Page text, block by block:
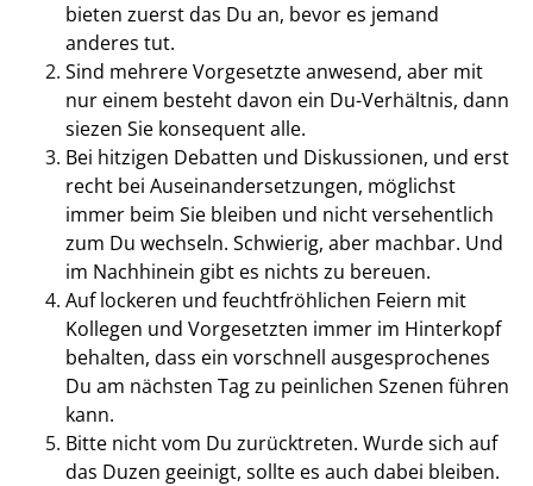
bieten zuerst das Du an, bevor es jemand
anderes tut.
Sind mehrere Vorgesetzte anwesend, aber mit
nur einem besteht davon ein Du-Verhältnis, dann
siezen Sie konsequent alle.
Bei hitzigen Debatten und Diskussionen, und erst
recht bei Auseinandersetzungen, möglichst
immer beim Sie bleiben und nicht versehentlich
zum Du wechseln. Schwierig, aber machbar. Und
im Nachhinein gibt es nichts zu bereuen.
Auf lockeren und feuchtfröhlichen Feiern mit
Kollegen und Vorgesetzten immer im Hinterkopf
behalten, dass ein vorschnell ausgesprochenes
Du am nächsten Tag zu peinlichen Szenen führen
kann.
Bitte nicht vom Du zurücktreten. Wurde sich auf
das Duzen geeinigt, sollte es auch dabei bleiben.